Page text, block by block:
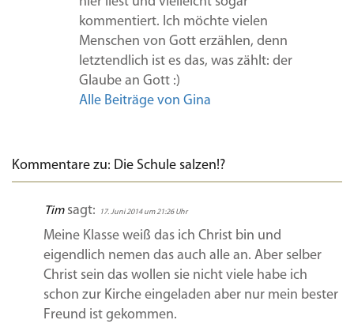
kommentiert. Ich möchte vielen
Menschen von Gott erzählen, denn
letztendlich ist es das, was zählt: der
Glaube an Gott :)
Alle Beiträge von Gina
Kommentare zu: Die Schule salzen!?
Tim sagt: 17. Juni 2014 um 21:26 Uhr
Meine Klasse weiß das ich Christ bin und
eigendlich nemen das auch alle an. Aber selber
Christ sein das wollen sie nicht viele habe ich
schon zur Kirche eingeladen aber nur mein bester
Freund ist gekommen.